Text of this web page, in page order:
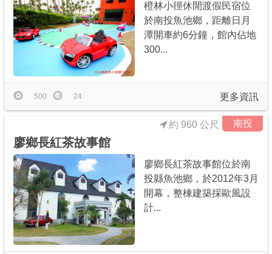
橙林小徑休閒渡假民宿位
於南投魚池鄉，距離日月
潭開車約6分鐘，館內佔地
300...
更多資訊
500 24
南投
廖鄉長紅茶故事館
約 960 公尺
廖鄉長紅茶故事館位於南
投縣魚池鄉，於2012年3月
開幕，整棟建築採歐風設
計...